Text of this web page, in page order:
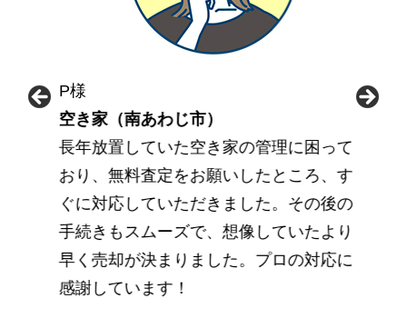
P様
空き家（南あわじ市）
長年放置していた空き家の管理に困って
おり、無料査定をお願いしたところ、す
ぐに対応していただきました。その後の
手続きもスムーズで、想像していたより
早く売却が決まりました。プロの対応に
感謝しています！